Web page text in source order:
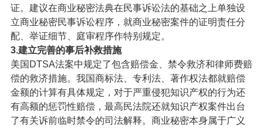
证。建议在商业秘密法典在民事诉讼法的基础之上单独设
立商业秘密民事诉讼程序，就商业秘密案件的证明责任分
配、举证细节、庭审程序作特别规定。
3.建立完善的事后补救措施
美国DTSA法案中规定了包含赔偿金、禁令救济和律师费赔
偿的救济措施。我国商标法、专利法、著作权法都就赔偿
金额的计算有具体规定，对于严重侵犯知识产权的行为还
有高额的惩罚性赔偿，最高民法院还就知识产权案件出台
了有关诉前临时禁令的司法解释。商业秘密本身属于广义